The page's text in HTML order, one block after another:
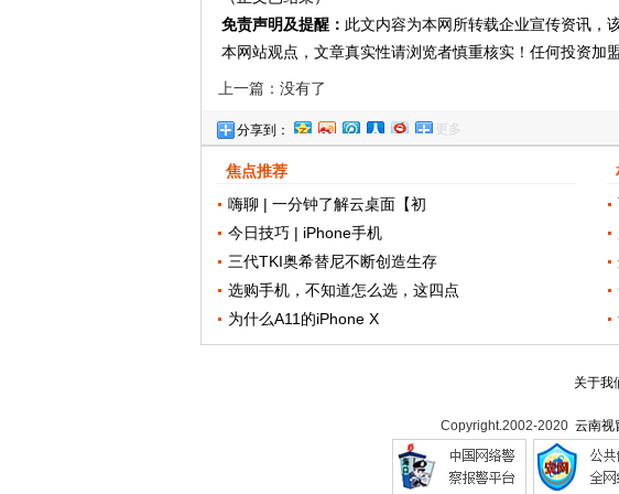
免责声明及提醒： 此文内容为本网所转载企业宣传资讯，
本网站观点，文章真实性请浏览者慎重核实！任何投资加
上一篇：没有了
分享到： 更多
焦点推荐
嗨聊 | 一分钟了解云桌面【初
今日技巧 | iPhone手机
三代TKI奥希替尼不断创造生存
选购手机，不知道怎么选，这四点
为什么A11的iPhone X
关于我
Copyright.2002-2020 云南视